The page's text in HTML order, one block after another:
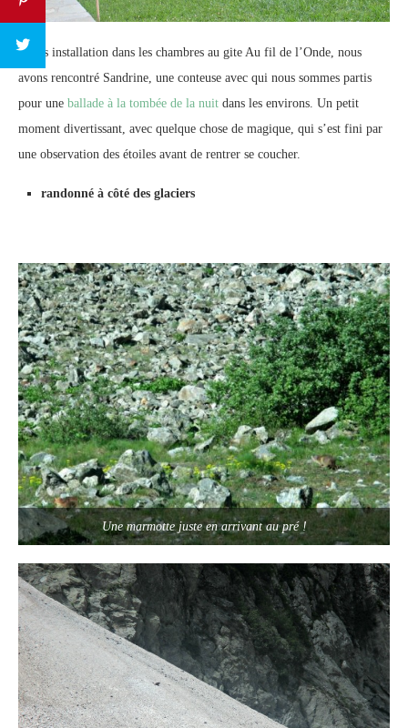
Après installation dans les chambres au gite Au fil de l’Onde, nous
avons rencontré Sandrine, une conteuse avec qui nous sommes partis
pour une ballade à la tombée de la nuit dans les environs. Un petit
moment divertissant, avec quelque chose de magique, qui s’est fini par
une observation des étoiles avant de rentrer se coucher.
randonné à côté des glaciers
Une marmotte juste en arrivant au pré !